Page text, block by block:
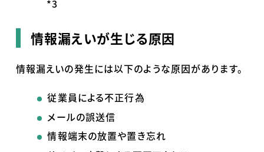
*3
情報漏えいが生じる原因
情報漏えいの発生には以下のような原因があります。
従業員による不正行為
メールの誤送信
情報端末の放置や置き忘れ